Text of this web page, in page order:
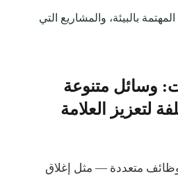
بالبيئة، والمشاريع التي
وسائل متنوعة
لتعزيز العلامة
متعددة — مثل إغلاق